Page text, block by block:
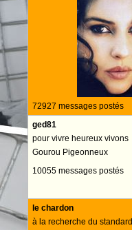
72927 messages postés
ged81
pour vivre heureux vivons
Gourou Pigeonneux
10055 messages postés
le chardon
à la recherche du standard